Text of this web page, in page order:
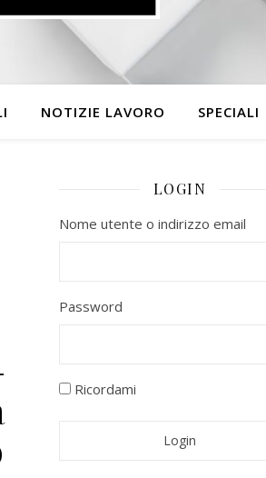
NOTIZIE LAVORO SPECIALI
LOGIN
Nome utente o indirizzo email
Password
Ricordami